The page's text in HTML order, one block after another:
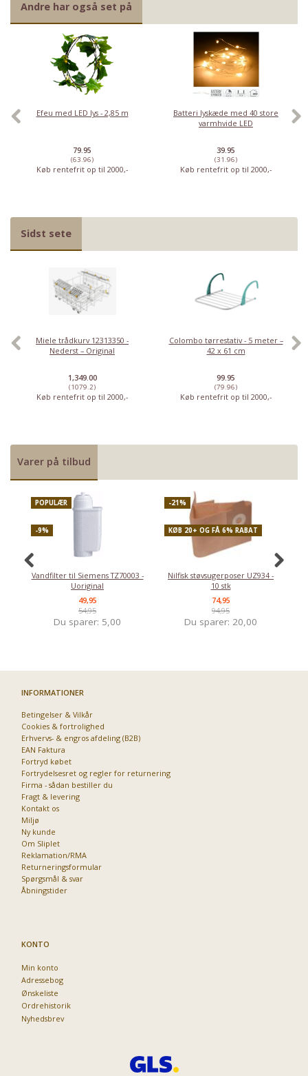
Andre har også set på
Efeu med LED lys - 2,85 m
79.95
(63.96)
Køb rentefrit op til 2000,-
Batteri lyskæde med 40 store
varmhvide LED
39.95
(31.96)
Køb rentefrit op til 2000,-
Sidst sete
Miele trådkurv 12313350 -
Nederst – Original
1,349.00
(1079.2)
Køb rentefrit op til 2000,-
Colombo tørrestativ - 5 meter –
42 x 61 cm
99.95
(79.96)
Køb rentefrit op til 2000,-
Varer på tilbud
POPULÆR
-9%
Vandfilter til Siemens TZ70003 -
Uoriginal
49,95
54,95
Du sparer: 5,00
-21%
KØB 20+ OG FÅ 6% RABAT
Nilfisk støvsugerposer UZ934 -
10 stk
74,95
94,95
Du sparer: 20,00
INFORMATIONER
Betingelser & Vilkår
Cookies & fortrolighed
Erhvervs- & engros afdeling (B2B)
EAN Faktura
Fortryd købet
Fortrydelsesret og regler for returnering
Firma - sådan bestiller du
Fragt & levering
Kontakt os
Miljø
Ny kunde
Om Sliplet
Reklamation/RMA
Returneringsformular
Spørgsmål & svar
Åbningstider
KONTO
Min konto
Adressebog
Ønskeliste
Ordrehistorik
Nyhedsbrev